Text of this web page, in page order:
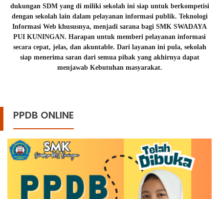
dukungan SDM yang di miliki sekolah ini siap untuk berkompetisi
dengan sekolah lain dalam pelayanan informasi publik. Teknologi
Informasi Web khususnya, menjadi sarana bagi SMK SWADAYA
PUI KUNINGAN. Harapan untuk memberi pelayanan informasi
secara cepat, jelas, dan akuntable. Dari layanan ini pula, sekolah
siap menerima saran dari semua pihak yang akhirnya dapat
menjawab Kebutuhan masyarakat.
PPDB ONLINE